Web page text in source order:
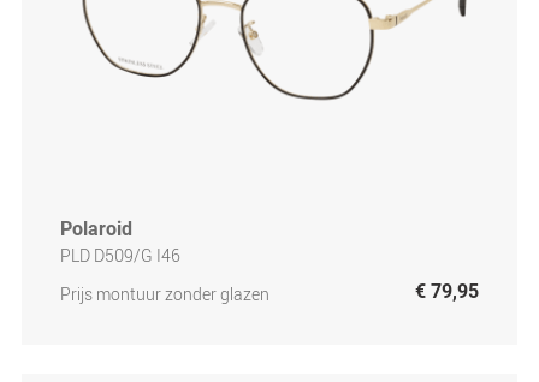
Polaroid
PLD D509/G I46
Prijs montuur zonder glazen
€ 79,95